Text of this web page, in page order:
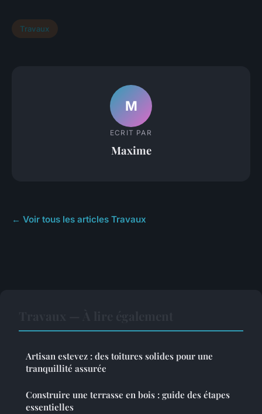
Travaux
M
ECRIT PAR
Maxime
← Voir tous les articles Travaux
Artisan estevez : des toitures solides pour une
tranquillité assurée
Construire une terrasse en bois : guide des étapes
essentielles